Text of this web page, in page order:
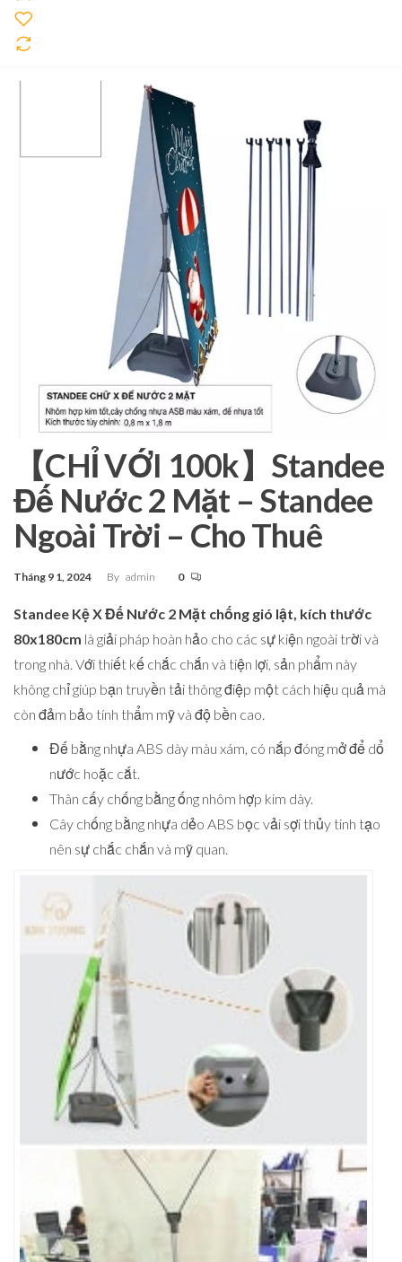
trưng
bày… tại
Tp.Hồ
【CHỈ VỚI 100k】Standee
Đế Nước 2 Mặt – Standee
Ngoài Trời – Cho Thuê
Tháng 9 1, 2024 By admin 0
Standee Kệ X Đế Nước 2 Mặt chống gió lật, kích thước
80x180cm là giải pháp hoàn hảo cho các sự kiện ngoài trời và
trong nhà. Với thiết kế chắc chắn và tiện lợi, sản phẩm này
không chỉ giúp bạn truyền tải thông điệp một cách hiệu quả mà
còn đảm bảo tính thẩm mỹ và độ bền cao.
Đế bằng nhựa ABS dày màu xám, có nắp đóng mở để dổ
nước hoặc cắt.
Thân cấy chống bằng ống nhôm hợp kim dày.
Cây chống bằng nhựa dẻo ABS bọc vải sợi thủy tinh tạo
nên sự chắc chắn và mỹ quan.